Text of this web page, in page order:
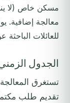
مسكن خاص (لا
معالجة إضافية.
للعائلات
الجدول الزمني
تستغرق
تقديم طلب